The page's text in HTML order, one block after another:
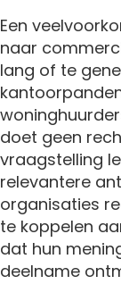
Een
naar
lang of te
doet geen
vraagstelling
relevantere
organisaties
te koppelen
dat hun
deelname